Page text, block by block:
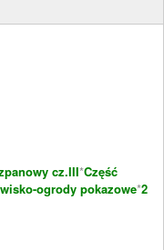
cz.III*Część
ogrody pokazowe*2